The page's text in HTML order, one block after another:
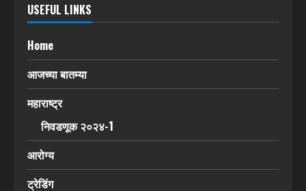
USEFUL LINKS
Home
आजच्या बातम्या
महाराष्ट्र
निवडणूक २०२४-1
आरोग्य
ट्रेडिंग